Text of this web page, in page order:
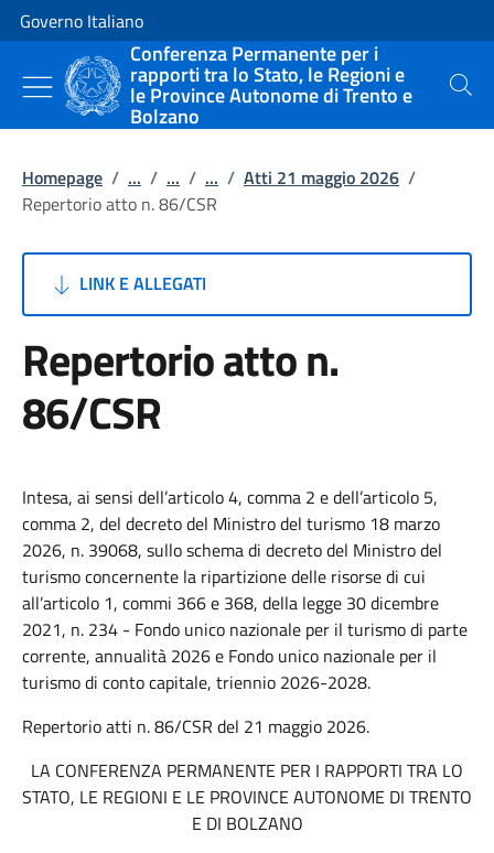
Vai al contenuto
Vai alla navigazione del sito
Governo Italiano
Conferenza Permanente per i
rapporti tra lo Stato, le Regioni e
le Province Autonome di Trento e
Bolzano
Cerca
Homepage / ... / ... / ... / Atti 21 maggio 2026 /
Repertorio atto n. 86/CSR
LINK E ALLEGATI
Repertorio atto n.
86/CSR
Intesa, ai sensi dell’articolo 4, comma 2 e dell’articolo 5,
comma 2, del decreto del Ministro del turismo 18 marzo
2026, n. 39068, sullo schema di decreto del Ministro del
turismo concernente la ripartizione delle risorse di cui
all’articolo 1, commi 366 e 368, della legge 30 dicembre
2021, n. 234 - Fondo unico nazionale per il turismo di parte
corrente, annualità 2026 e Fondo unico nazionale per il
turismo di conto capitale, triennio 2026-2028.
Repertorio atti n. 86/CSR del 21 maggio 2026.
LA CONFERENZA PERMANENTE PER I RAPPORTI TRA LO
STATO, LE REGIONI E LE PROVINCE AUTONOME DI TRENTO
E DI BOLZANO